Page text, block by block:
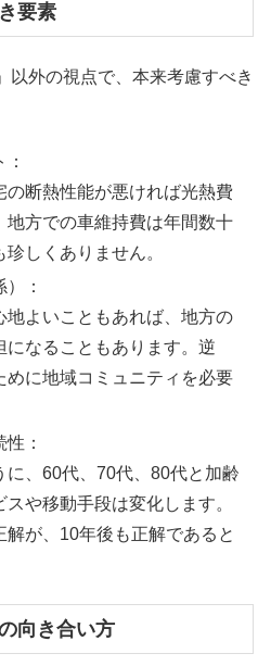
要素
以外の視点で、本来考慮すべき
の断熱性能が悪ければ光熱費
地方での車維持費は年間数十
しくありません。
：
地よいこともあれば、地方の
になることもあります。逆
めに地域コミュニティを必要
：
に、60代、70代、80代と加齢
や移動手段は変化します。
解が、10年後も正解であると
向き合い方